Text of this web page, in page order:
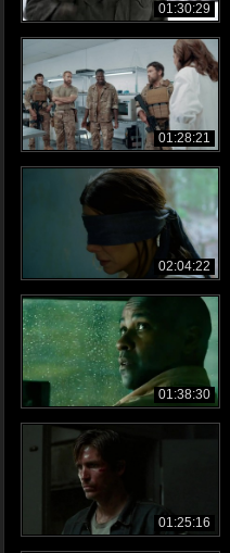
01:30:29
01:28:21
02:04:22
01:38:30
01:25:16